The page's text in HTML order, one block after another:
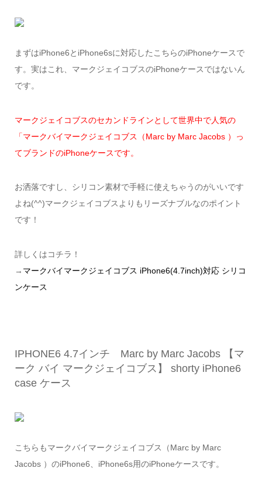
まずはiPhone6とiPhone6sに対応したこちらのiPhoneケースで
す。実はこれ、マークジェイコブスのiPhoneケースではないん
です。
マークジェイコブスのセカンドラインとして世界中で人気の
「マークバイマークジェイコブス（Marc by Marc Jacobs ）っ
てブランドのiPhoneケースです。
お洒落ですし、シリコン素材で手軽に使えちゃうのがいいです
よね(^^)マークジェイコブスよりもリーズナブルなのポイント
です！
詳しくはコチラ！
→ マークバイマークジェイコブス iPhone6(4.7inch)対応 シリコ
ンケース
IPHONE6 4.7インチ Marc by Marc Jacobs 【マ
ーク バイ マークジェイコブス】 shorty iPhone6
case ケース
こちらもマークバイマークジェイコブス（Marc by Marc
Jacobs ）のiPhone6、iPhone6s用のiPhoneケースです。